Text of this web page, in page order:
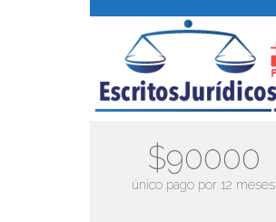
$90000
único pago por 12 meses